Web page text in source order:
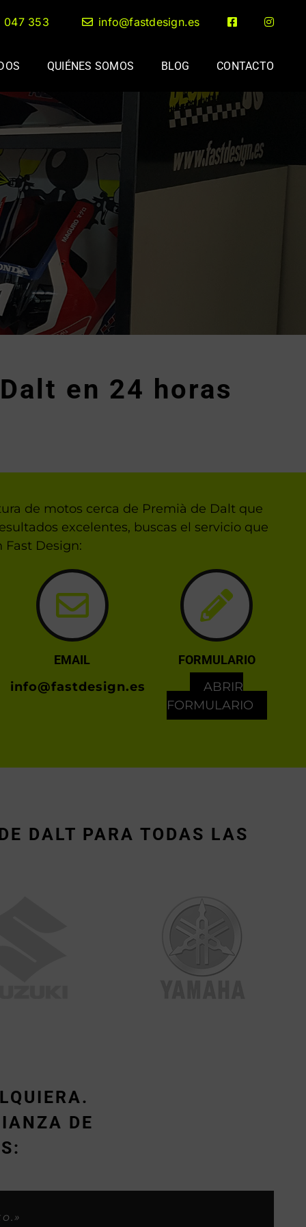
047 353 info@fastdesign.es
QUIÉNES SOMOS BLOG CONTACTO
en 24 horas
de motos cerca de Premià de Dalt que
excelentes, buscas el servicio que
Fast Design:
EMAIL
info@fastdesign.es
FORMULARIO
ABRIR
FORMULARIO
DALT PARA TODAS LAS
DE
yo, ahora os habeis
clientes.»